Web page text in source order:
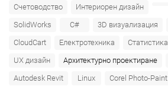
Счетоводство
Интериорен дизайн
SolidWorks
C# 3D визуализация
CloudCart
Електротехника Статистика
UX дизайн
Архитектурно проектиране
Autodesk Revit
Linux Corel Photo-Paint